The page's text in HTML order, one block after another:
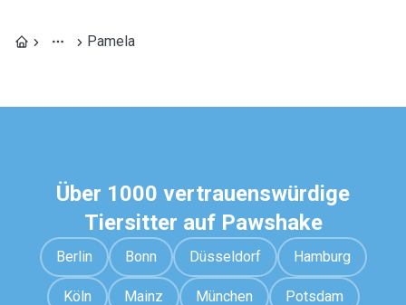
Pamela
Über 1000 vertrauenswürdige
Tiersitter auf Pawshake
Berlin Bonn Düsseldorf Hamburg
Köln Mainz München Potsdam